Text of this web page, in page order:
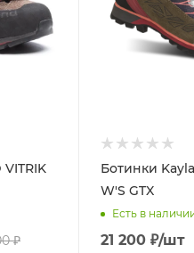
₽
Ботинки
W'S GTX
Есть в
21 200 ₽/шт